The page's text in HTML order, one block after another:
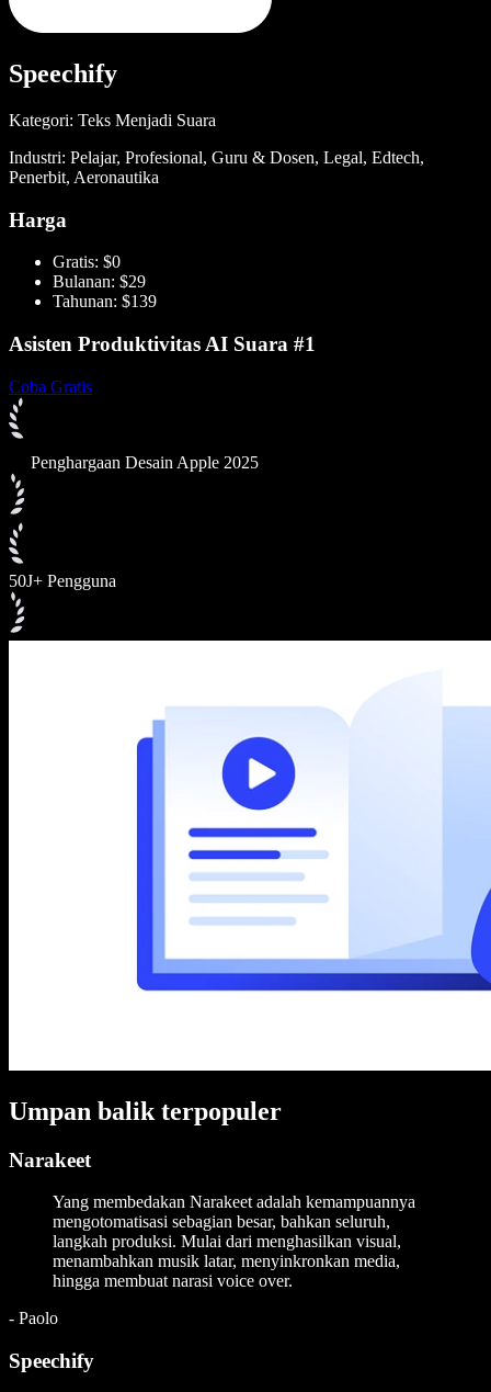
Speechify
Kategori: Teks Menjadi Suara
Industri: Pelajar, Profesional, Guru & Dosen, Legal, Edtech,
Penerbit, Aeronautika
Harga
Gratis: $0
Bulanan: $29
Tahunan: $139
Asisten Produktivitas AI Suara #1
Coba Gratis
Penghargaan Desain Apple 2025
50J+ Pengguna
Umpan balik terpopuler
Narakeet
Yang membedakan Narakeet adalah kemampuannya
mengotomatisasi sebagian besar, bahkan seluruh,
langkah produksi. Mulai dari menghasilkan visual,
menambahkan musik latar, menyinkronkan media,
hingga membuat narasi voice over.
- Paolo
Speechify